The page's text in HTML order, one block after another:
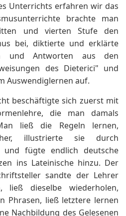
Unterrichts erfahren wir das
brachte man
und vierten Stufe den
bei, diktierte und erklärte
und Antworten aus den
des Dieterici" und
Auswendiglernen auf.
beschäftigte sich zuerst mit
die man damals
ließ die Regeln lernen,
illustrierte sie durch
und fügte endlich deutsche
ins Lateinische hinzu. Der
sandte der Lehrer
ließ dieselbe wiederholen,
Phrasen, ließ letztere lernen
Nachbildung des Gelesenen